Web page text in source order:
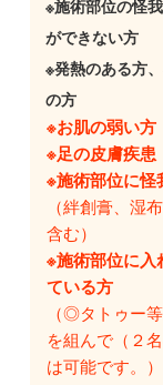
※施術部位の怪
ができない方
※発熱のある方
の方
※お肌の弱い方
※足の皮膚疾患
※施術部位に怪
（絆創膏、湿
含む）
※施術部位に入
ている方
（◎タトゥー
を組んで（２
は可能です。）